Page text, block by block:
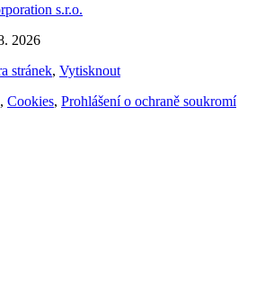
s.r.o.
2026
stránek, Vytisknout
, Cookies, Prohlášení o ochraně soukromí